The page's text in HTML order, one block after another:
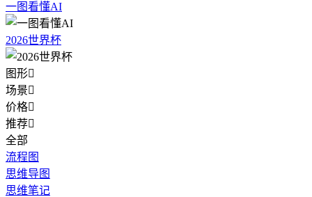
一图看懂AI
2026世界杯
图形
场景
价格
推荐
全部
流程图
思维导图
思维笔记